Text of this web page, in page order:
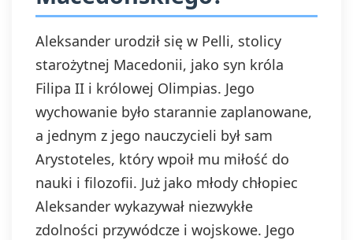
Aleksander urodził się w Pelli, stolicy
starożytnej Macedonii, jako syn króla
Filipa II i królowej Olimpias. Jego
wychowanie było starannie zaplanowane,
a jednym z jego nauczycieli był sam
Arystoteles, który wpoił mu miłość do
nauki i filozofii. Już jako młody chłopiec
Aleksander wykazywał niezwykłe
zdolności przywódcze i wojskowe. Jego